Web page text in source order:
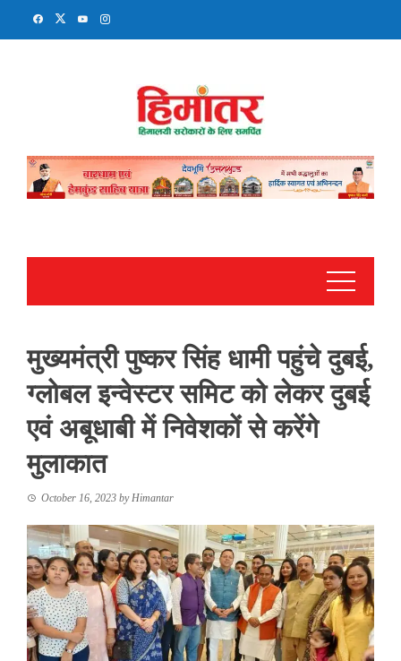
मुख्यमंत्री पुष्कर सिंह धामी पहुंचे दुबई,
ग्लोबल इन्वेस्टर समिट को लेकर दुबई
एवं अबूधाबी में निवेशकों से करेंगे
मुलाकात
October 16, 2023 byHimantar